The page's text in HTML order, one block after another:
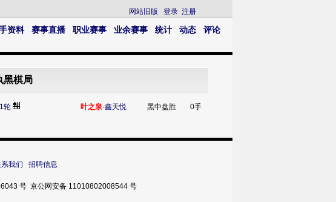
网站旧版 登录 注册
资料 赛事直播 职业赛事 业余赛事 统计 动态
评论
黑棋局
轮 叶之泉-鑫天悦 黑中盘胜 0手
我们 招聘信息
号 京公网安备 11010802008544 号